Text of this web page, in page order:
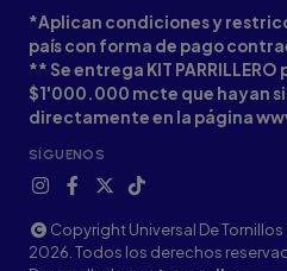
*Aplican condiciones y
país con forma de pago
** Se entrega KIT
$1'000.000 mcte que hayan
directamente en la página
SÍGUENOS
Copyright Universal De Tornillos
2026. Todos los derechos